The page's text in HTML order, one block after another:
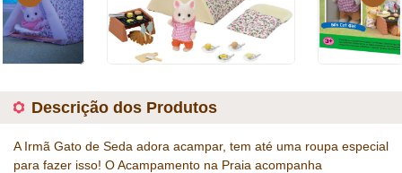
Descrição dos Produtos
A Irmã Gato de Seda adora acampar, tem até uma roupa especial
para fazer isso! O Acampamento na Praia acompanha